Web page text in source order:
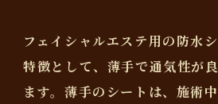
フェイシャルエステ用の防水
特徴として、薄手で通気性が
ます。薄手のシートは、施術